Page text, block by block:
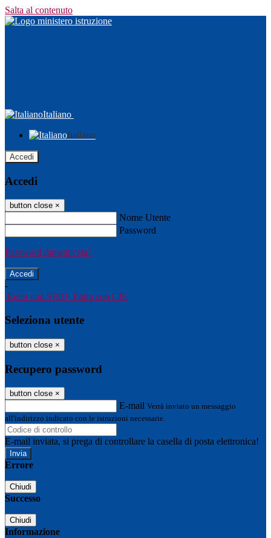
Salta al contenuto
Italiano
Italiano
Accedi
Accedi
button close ×
Nome Utente
Password
Password dimenticata?
-
Entra con SPID Entra con CIE
Seleziona utente
button close ×
Recupero password
button close ×
E-mail Verrà inviato un messaggio
all'indirizzo indicato con le istruzioni necessarie.
E-mail inviata, si prega di controllare la casella di posta elettronica!
Errore
Chiudi
Successo
Chiudi
Informazione